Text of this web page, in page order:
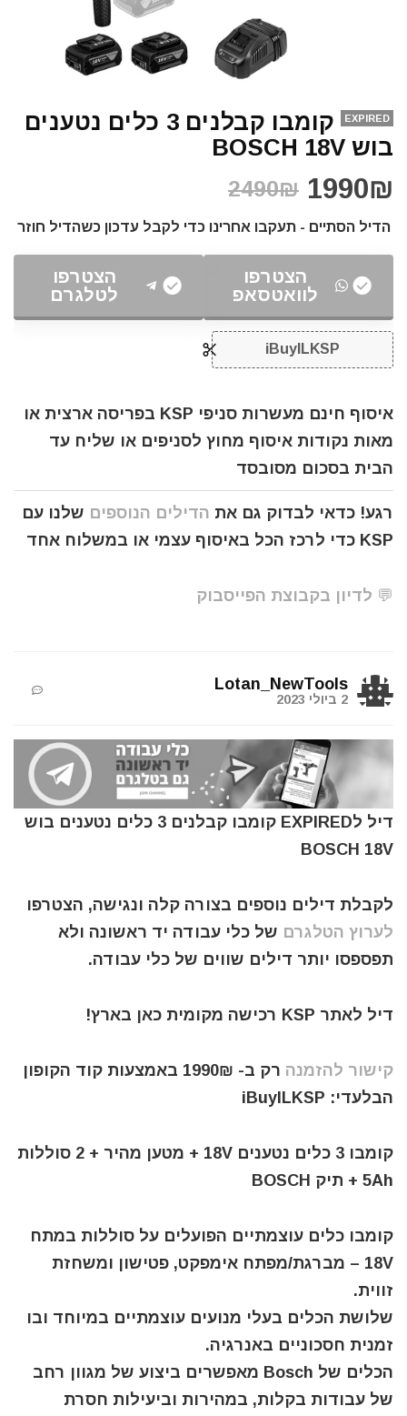
EXPIRED
קומבו קבלנים 3 כלים נטענים
בוש BOSCH 18V
1990₪
2490₪
הדיל הסתיים - תעקבו אחרינו כדי לקבל עדכון כשהדיל חוזר
הצטרפו
לוואטסאפ
הצטרפו
לטלגרם
iBuyILKSP
איסוף חינם מעשרות סניפי KSP בפריסה ארצית או
מאות נקודות איסוף מחוץ לסניפים או שליח עד
הבית בסכום מסובסד
רגע! כדאי לבדוק גם את הדילים הנוספים שלנו עם
KSP כדי לרכז הכל באיסוף עצמי או במשלוח אחד
💬 לדיון בקבוצת הפייסבוק
Lotan_NewTools
2 ביולי 2023
דיל לEXPIRED קומבו קבלנים 3 כלים נטענים בוש
BOSCH 18V
לקבלת דילים נוספים בצורה קלה ונגישה, הצטרפו
לערוץ הטלגרם של כלי עבודה יד ראשונה ולא
תפספסו יותר דילים שווים של כלי עבודה.
דיל לאתר KSP רכישה מקומית כאן בארץ!
קישור להזמנה
רק ב- 1990₪ באמצעות קוד הקופון
הבלעדי: iBuyILKSP
קומבו 3 כלים נטענים 18V + מטען מהיר + 2 סוללות
5Ah + תיק BOSCH
קומבו כלים עוצמתיים הפועלים על סוללות במתח
18V – מברגת/מפתח אימפקט, פטישון ומשחזת
זווית.
שלושת הכלים בעלי מנועים עוצמתיים במיוחד ובו
זמנית חסכוניים באנרגיה.
הכלים של Bosch מאפשרים ביצוע של מגוון רחב
של עבודות בקלות, במהירות וביעילות חסרת